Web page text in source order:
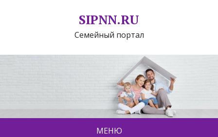
SIPNN.RU
Семейный портал
МЕНЮ